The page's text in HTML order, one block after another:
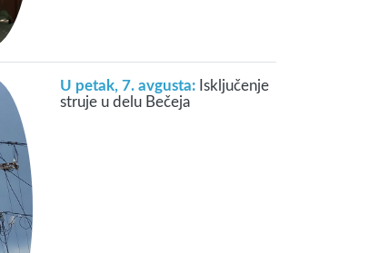
U petak, 7. avgusta: Isključenje
struje u delu Bečeja